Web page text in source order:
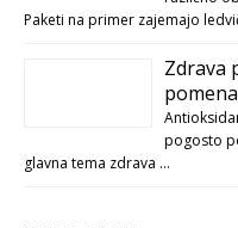
Paketi na primer zajemajo
Zdrava
pogosto
glavna tema zdrava …